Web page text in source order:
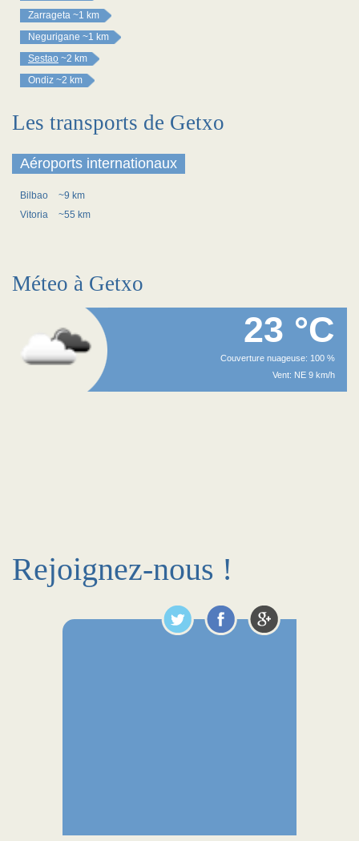
Zarrageta ~1 km
Negurigane ~1 km
Sestao ~2 km
Ondiz ~2 km
Les transports de Getxo
Aéroports internationaux
Bilbao
~9 km
Vitoria
~55 km
Méteo à Getxo
23 °C
Couverture nuageuse: 100 %
Vent: NE 9 km/h
Rejoignez-nous !